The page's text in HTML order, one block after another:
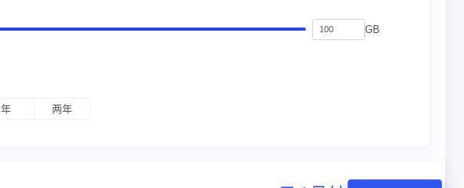
GB
年 两年